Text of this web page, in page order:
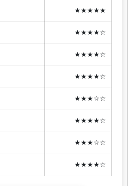
★★★★★
★★★★☆
★★★★☆
★★★★☆
★★★☆☆
★★★★☆
★★★☆☆
★★★★☆